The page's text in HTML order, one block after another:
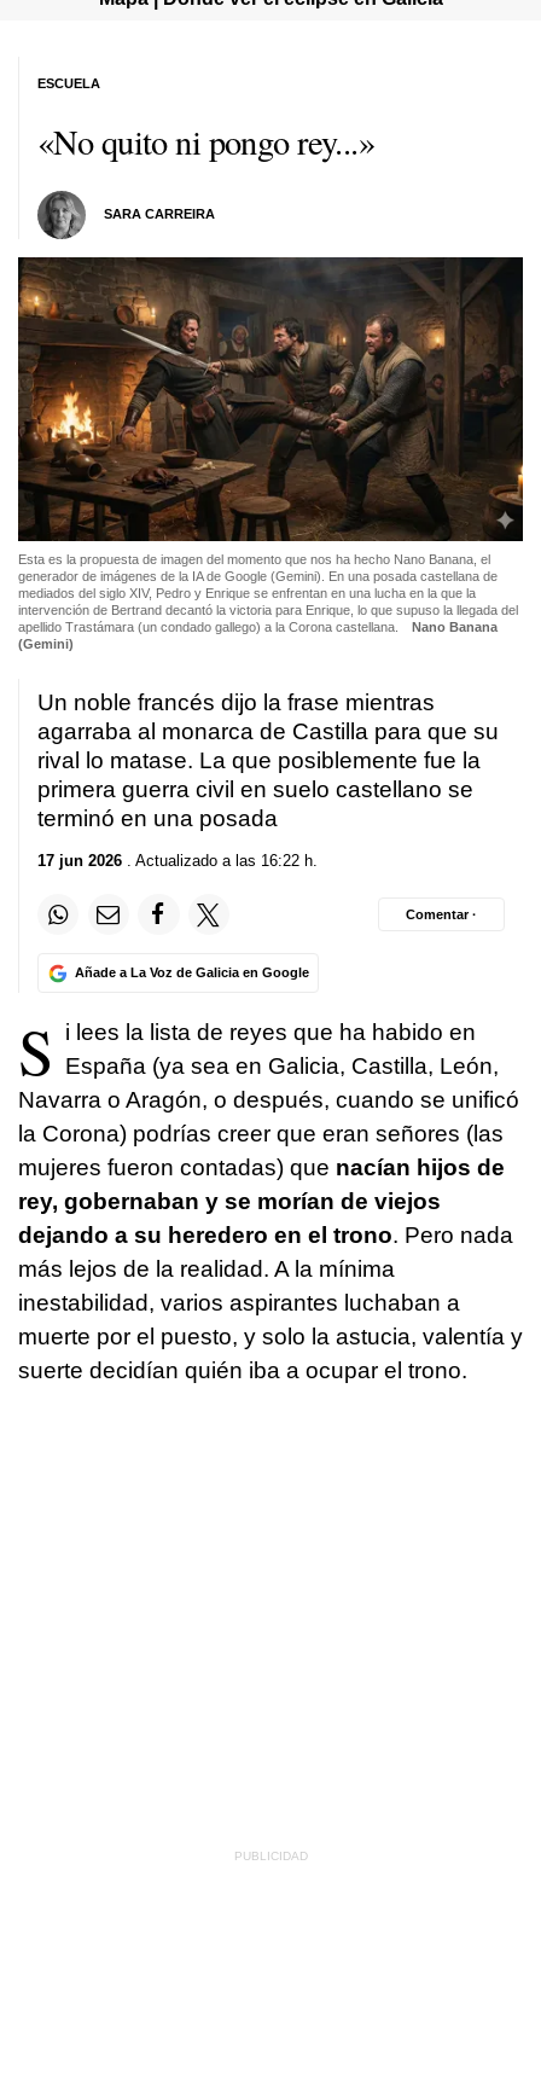
«No quito ni pongo rey...»
SARA CARREIRA
ESCUELA
Esta es la propuesta de imagen del momento que nos ha hecho Nano Banana, el
generador de imágenes de la IA de Google (Gemini). En una posada castellana de
mediados del siglo XIV, Pedro y Enrique se enfrentan en una lucha en la que la
intervención de Bertrand decantó la victoria para Enrique, lo que supuso la llegada del
apellido Trastámara (un condado gallego) a la Corona castellana.
Nano Banana
(Gemini)
Un noble francés dijo la frase mientras
agarraba al monarca de Castilla para que su
rival lo matase. La que posiblemente fue la
primera guerra civil en suelo castellano se
terminó en una posada
17 jun 2026 . Actualizado a las 16:22 h.
Añade a La Voz de Galicia en Google
Comentar ·
S
i lees la lista de reyes que ha habido en
España (ya sea en Galicia, Castilla, León,
Navarra o Aragón, o después, cuando se unificó
la Corona) podrías creer que eran señores (las
mujeres fueron contadas) que nacían hijos de
rey, gobernaban y se morían de viejos
dejando a su heredero en el trono. Pero nada
más lejos de la realidad. A la mínima
inestabilidad, varios aspirantes luchaban a
muerte por el puesto, y solo la astucia, valentía y
suerte decidían quién iba a ocupar el trono.